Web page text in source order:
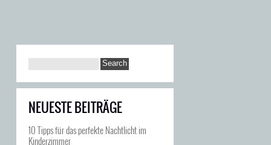
NEUESTE BEITRÄGE
10 Tipps für das perfekte Nachtlicht im
Kinderzimmer